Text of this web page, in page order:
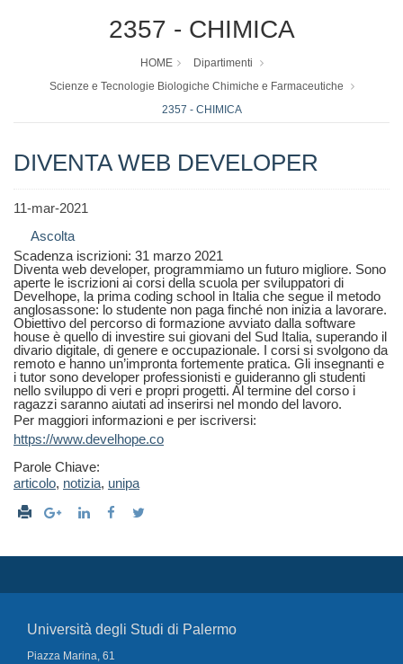
2357 - CHIMICA
HOME
Dipartimenti
Scienze e Tecnologie Biologiche Chimiche e Farmaceutiche
2357 - CHIMICA
DIVENTA WEB DEVELOPER
11-mar-2021
Ascolta
Scadenza iscrizioni: 31 marzo 2021
Diventa web developer, programmiamo un futuro migliore. Sono
aperte le iscrizioni ai corsi della scuola per sviluppatori di
Develhope, la prima coding school in Italia che segue il metodo
anglosassone: lo studente non paga finché non inizia a lavorare.
Obiettivo del percorso di formazione avviato dalla software
house è quello di investire sui giovani del Sud Italia, superando il
divario digitale, di genere e occupazionale. I corsi si svolgono da
remoto e hanno un’impronta fortemente pratica. Gli insegnanti e
i tutor sono developer professionisti e guideranno gli studenti
nello sviluppo di veri e propri progetti. Al termine del corso i
ragazzi saranno aiutati ad inserirsi nel mondo del lavoro.
Per maggiori informazioni e per iscriversi:
https://www.develhope.co
Parole Chiave:
articolo, notizia, unipa
Università degli Studi di Palermo
Piazza Marina, 61